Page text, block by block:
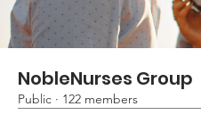
NobleNurses Group
Public · 122 members